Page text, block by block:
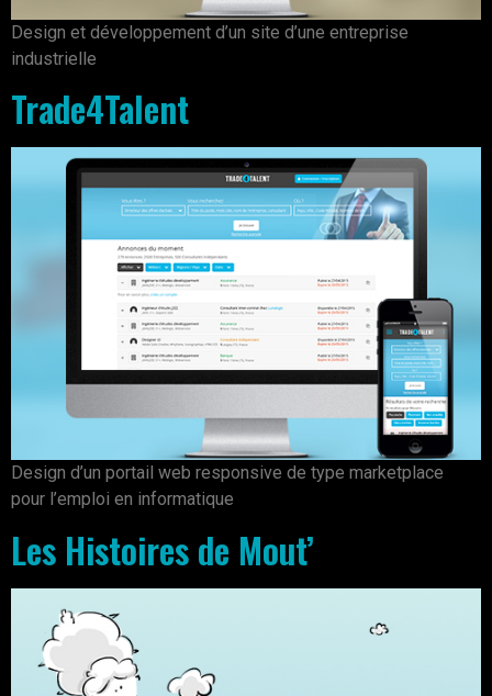
Design et développement d’un site d’une entreprise
industrielle
Trade4Talent
Design d’un portail web responsive de type marketplace
pour l’emploi en informatique
Les Histoires de Mout’